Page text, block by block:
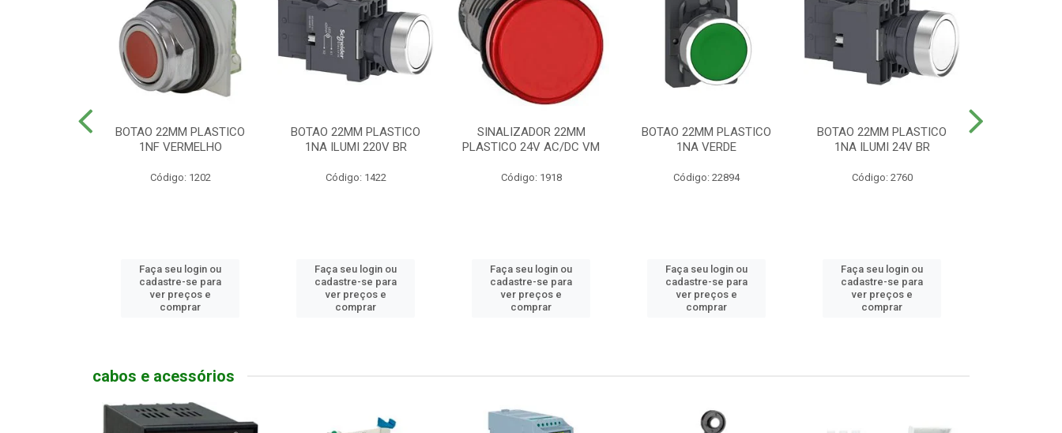
BOTAO 22MM PLASTICO
1NF VERMELHO
Código: 1202
Faça seu login ou
cadastre-se para
ver preços e
comprar
BOTAO 22MM PLASTICO
1NA ILUMI 220V BR
Código: 1422
Faça seu login ou
cadastre-se para
ver preços e
comprar
SINALIZADOR 22MM
PLASTICO 24V AC/DC VM
Código: 1918
Faça seu login ou
cadastre-se para
ver preços e
comprar
BOTAO 22MM PLASTICO
1NA VERDE
Código: 22894
Faça seu login ou
cadastre-se para
ver preços e
comprar
BOTAO 22MM PLASTICO
1NA ILUMI 24V BR
Código: 2760
Faça seu login ou
cadastre-se para
ver preços e
comprar
cabos e acessórios